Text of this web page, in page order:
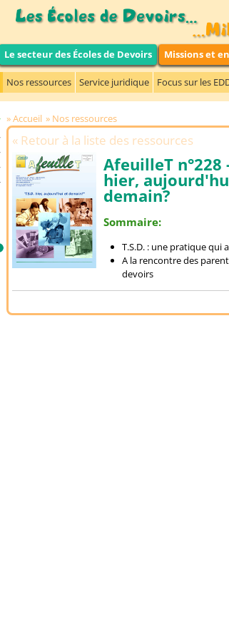
Le secteur des Écoles de Devoirs Missions et
Nos ressources Service juridique Focus sur les
Accueil Nos ressources
Retour à la liste des ressources
AfeuilleT n°228
hier,
demain?
Sommaire:
T.S.D. : une pratique qui
A la rencontre des
devoirs